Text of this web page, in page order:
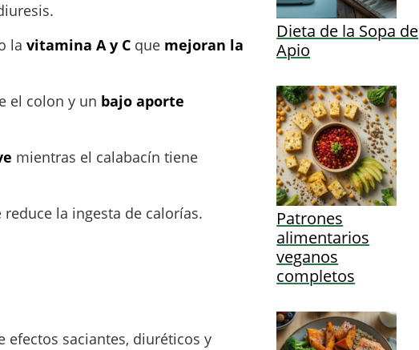
la vitamina A y C que mejoran la
el colon y un bajo aporte
mientras el calabacín tiene
la ingesta de calorías.
efectos saciantes, diuréticos y
Dieta de la Sopa de
Apio
Patrones
alimentarios
veganos
completos